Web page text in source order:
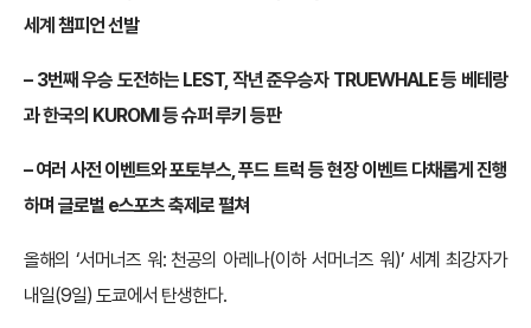
세계 챔피언 선발
– 3번째 우승 도전하는 LEST, 작년 준우승자 TRUEWHALE 등 베테랑
과 한국의 KUROMI 등 슈퍼 루키 등판
– 여러 사전 이벤트와 포토부스, 푸드 트럭 등 현장 이벤트 다채롭게 진행
하며 글로벌 e스포츠 축제로 펼쳐
올해의 ‘서머너즈 워: 천공의 아레나(이하 서머너즈 워)’ 세계 최강자가
내일(9일) 도쿄에서 탄생한다.